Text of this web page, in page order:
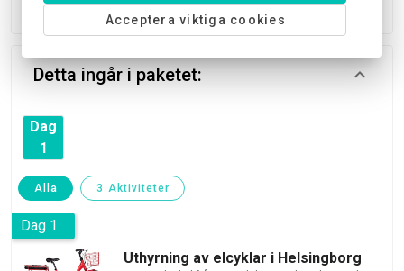
Prisexempel för två personer
Detta ingår i paketet:
Dag
1
Alla 3 Aktiviteter
Dag 1
Uthyrning av elcyklar i Helsingborg
Acceptera viktiga cookies